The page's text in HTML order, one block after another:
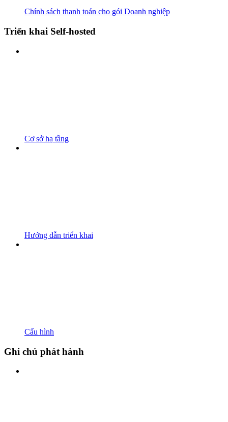
Chính sách thanh toán cho gói Doanh nghiệp
Triển khai Self-hosted
Cơ sở hạ tầng
Hướng dẫn triển khai
Cấu hình
Ghi chú phát hành